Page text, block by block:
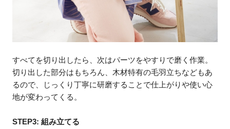
すべてを切り出したら、次はパーツをやすりで磨く作業。
切り出した部分はもちろん、木材特有の毛羽立ちなどもあ
るので、じっくり丁寧に研磨することで仕上がりや使い心
地が変わってくる。
STEP3: 組み立てる